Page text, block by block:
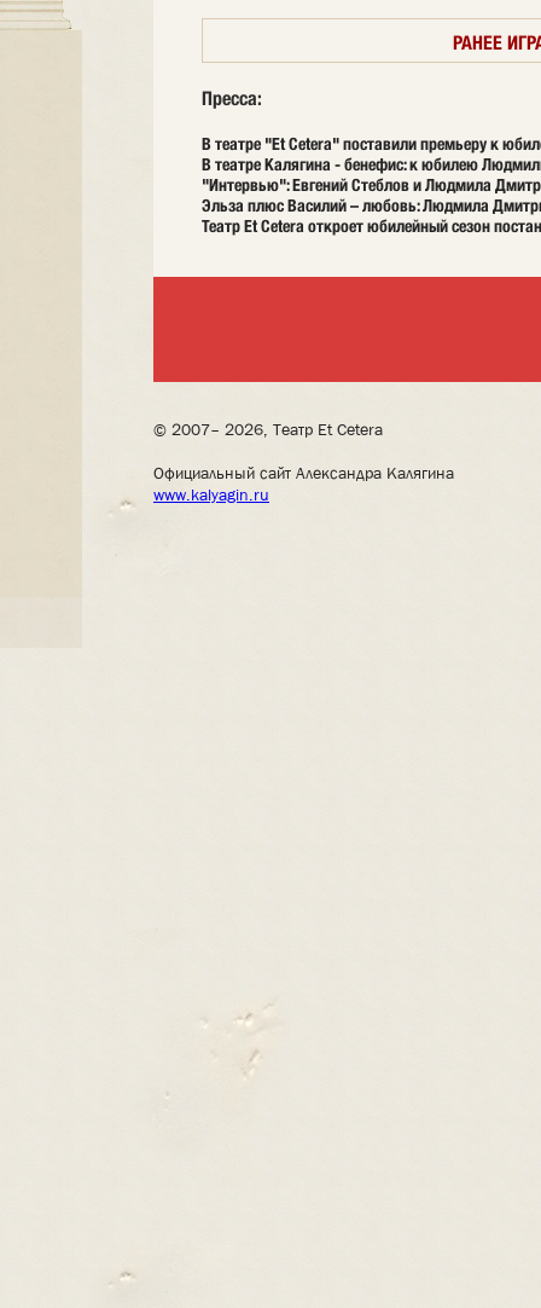
РАНЕЕ
Пресса:
В театре "Et Cetera" поставили премьеру к
В театре Калягина - бенефис: к юбилею
"Интервью": Евгений Стеблов и Людмила
Эльза плюс Василий – любовь: Людмила
Театр Et Сetera откроет юбилейный сезон
© 2007– 2026, Театр Et Cetera
Официальный сайт Александра Калягина
www.kalyagin.ru